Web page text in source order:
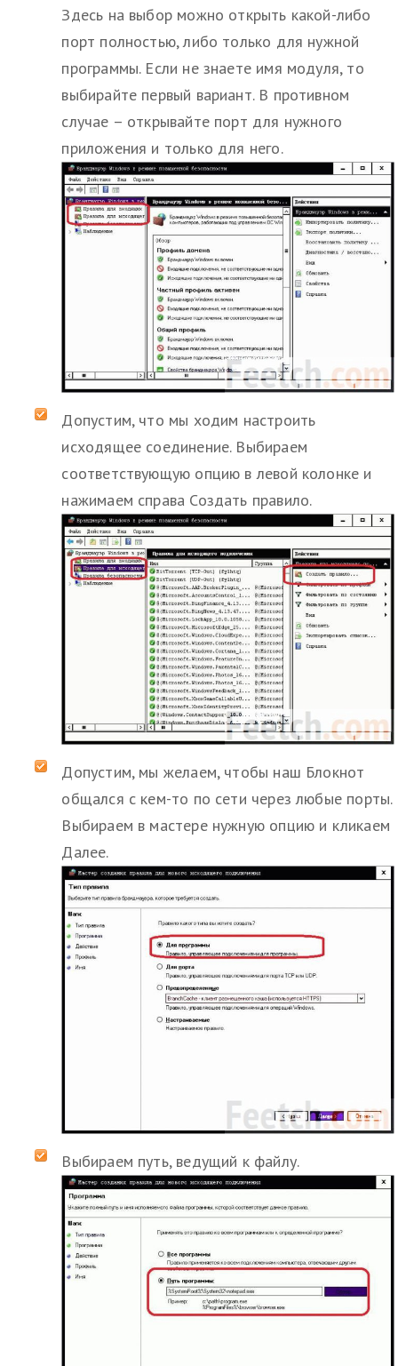
Здесь на выбор можно открыть какой-либо
порт полностью, либо только для нужной
программы. Если не знаете имя модуля, то
выбирайте первый вариант. В противном
случае – открывайте порт для нужного
приложения и только для него.
Допустим, что мы ходим настроить
исходящее соединение. Выбираем
соответствующую опцию в левой колонке и
нажимаем справа Создать правило.
Допустим, мы желаем, чтобы наш Блокнот
общался с кем-то по сети через любые порты.
Выбираем в мастере нужную опцию и кликаем
Далее.
Выбираем путь, ведущий к файлу.